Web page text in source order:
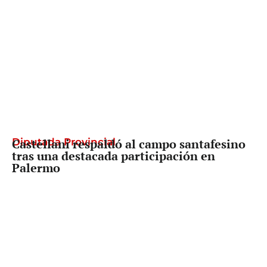
Diputada Provincial
Castellani respaldó al campo santafesino
tras una destacada participación en
Palermo